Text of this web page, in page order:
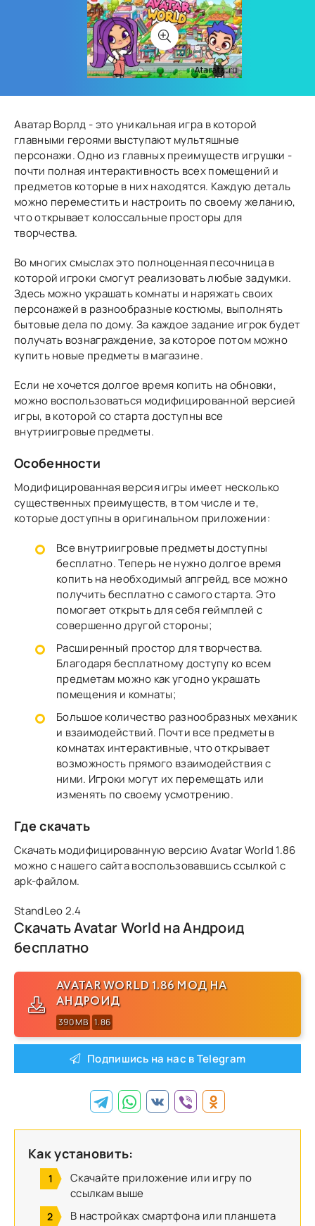
Аватар Ворлд - это уникальная игра в которой
главными героями выступают мультяшные
персонажи. Одно из главных преимуществ игрушки -
почти полная интерактивность всех помещений и
предметов которые в них находятся. Каждую деталь
можно переместить и настроить по своему желанию,
что открывает колоссальные просторы для
творчества.
Во многих смыслах это полноценная песочница в
которой игроки смогут реализовать любые задумки.
Здесь можно украшать комнаты и наряжать своих
персонажей в разнообразные костюмы, выполнять
бытовые дела по дому. За каждое задание игрок будет
получать вознаграждение, за которое потом можно
купить новые предметы в магазине.
Если не хочется долгое время копить на обновки,
можно воспользоваться модифицированной версией
игры, в которой со старта доступны все
внутриигровые предметы.
Особенности
Модифицированная версия игры имеет несколько
существенных преимуществ, в том числе и те,
которые доступны в оригинальном приложении:
Все внутриигровые предметы доступны
бесплатно. Теперь не нужно долгое время
копить на необходимый апгрейд, все можно
получить бесплатно с самого старта. Это
помогает открыть для себя геймплей с
совершенно другой стороны;
Расширенный простор для творчества.
Благодаря бесплатному доступу ко всем
предметам можно как угодно украшать
помещения и комнаты;
Большое количество разнообразных механик
и взаимодействий. Почти все предметы в
комнатах интерактивные, что открывает
возможность прямого взаимодействия с
ними. Игроки могут их перемещать или
изменять по своему усмотрению.
Где скачать
Скачать модифицированную версию Avatar World 1.86
можно с нашего сайта воспользовавшись ссылкой с
apk-файлом.
StandLeo 2.4
Скачать Avatar World на Андроид
бесплатно
AVATAR WORLD 1.86 МОД НА
АНДРОИД
390 MB 1.86
Подпишись на нас в Telegram
Как установить:
Скачайте приложение или игру по
ссылкам выше
В настройках смартфона или планшета